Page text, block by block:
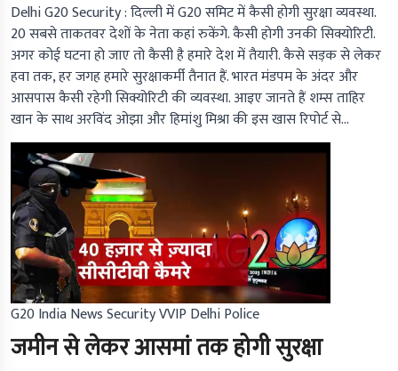
Delhi G20 Security :दिल्ली में G20 समिट में कैसी होगी सुरक्षा व्यवस्था.
20 सबसे ताकतवर देशों के नेता कहां रुकेंगे. कैसी होगी उनकी सिक्योरिटी.
अगर कोई घटना हो जाए तो कैसी है हमारे देश में तैयारी. कैसे सड़क से लेकर
हवा तक, हर जगह हमारे सुरक्षाकर्मी तैनात हैं. भारत मंडपम के अंदर और
आसपास कैसी रहेगी सिक्योरिटी की व्यवस्था. आइए जानते हैंशम्स ताहिर
खान के साथ अरविंद ओझा और हिमांशु मिश्रा कीइस खास रिपोर्ट से...
G20 India News Security VVIP Delhi Police
जमीन से लेकर आसमां तक होगी सुरक्षा